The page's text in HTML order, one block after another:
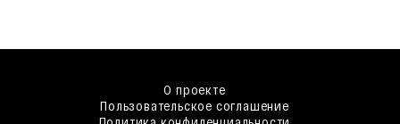
О проекте
Пользовательское соглашение